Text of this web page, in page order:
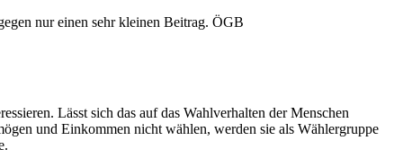
nur einen sehr kleinen Beitrag. ÖGB
Lässt sich das auf das Wahlverhalten der Menschen
und Einkommen nicht wählen, werden sie als Wählergruppe